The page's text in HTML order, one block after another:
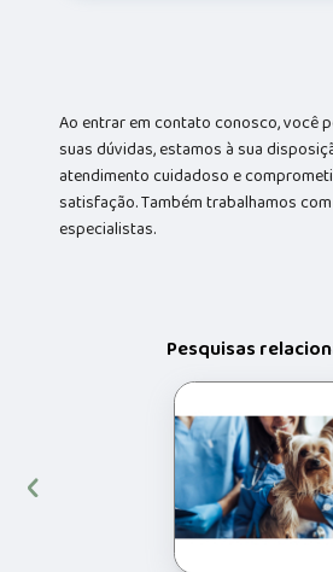
Ao entrar em contato conosco, você
suas dúvidas, estamos à sua
atendimento cuidadoso e
satisfação. Também trabalhamos
especialistas.
Pesquisas
‹